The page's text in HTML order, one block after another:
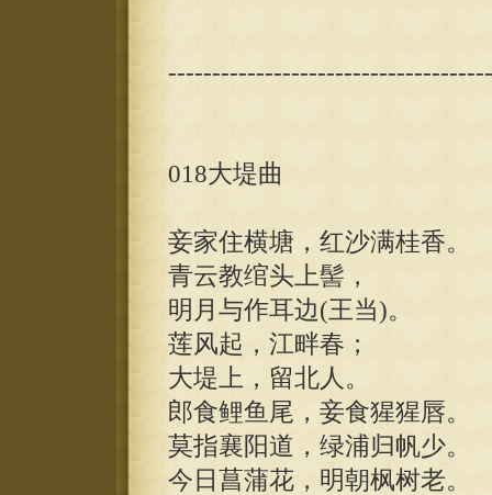
018大堤曲
妾家住横塘，红沙满桂香。
青云教绾头上髻，
明月与作耳边(王当)。
莲风起，江畔春；
大堤上，留北人。
郎食鲤鱼尾，妾食猩猩唇。
莫指襄阳道，绿浦归帆少。
今日菖蒲花，明朝枫树老。